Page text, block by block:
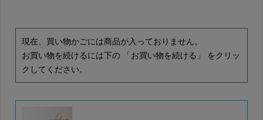
現在、買い物かごには商品が入っておりません。
お買い物を続けるには下の 「お買い物を続ける」 をクリッ
クしてください。